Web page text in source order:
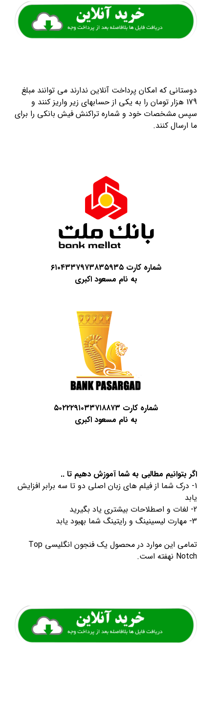
دوستانی که امکان پرداخت آنلاین ندارند می توانند مبلغ
179 هزار تومان را به یکی از حسابهای زیر واریز کنند و
سپس مشخصات خود و شماره تراکنش فیش بانکی را برای
ما ارسال کنند.
شماره کارت ۶۱۰۴۳۳۷۹۷۳۸۳۵۹۳۵
به نام مسعود اکبری
شماره کارت ۵۰۲۲۲۹۱۰۳۳۷۱۸۸۷۳
به نام مسعود اکبری
اگر بتوانیم مطالبی به شما آموزش دهیم تا ..
1- درک شما از فیلم های زبان اصلی دو تا سه برابر افزایش
یابد
2- لغات و اصطلاحات بیشتری یاد بگیرید
3- مهارت لیسینینگ و رایتینگ شما بهبود یابد
تمامی این موارد در محصول یک فنجون انگلیسی Top
Notch نهفته است.